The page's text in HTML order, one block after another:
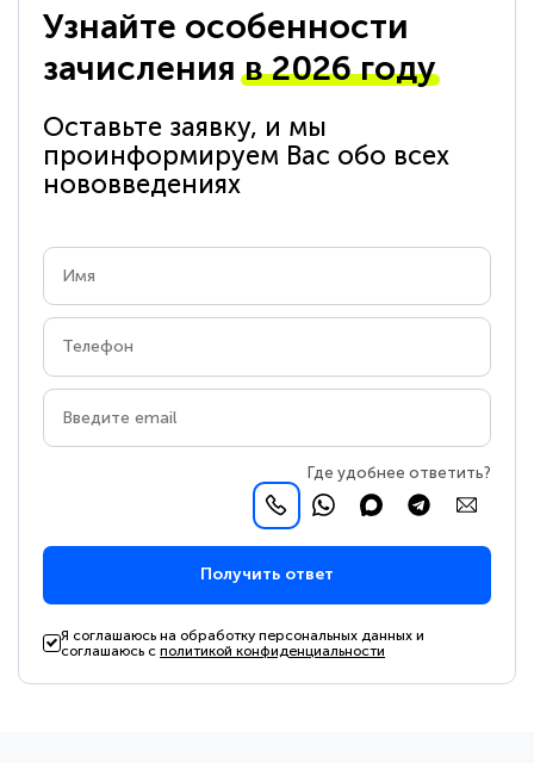
Узнайте особенности
зачисленияв 2026 году
Оставьте заявку, и мы
проинформируем Вас обо всех
нововведениях
Где удобнее ответить?
Получить ответ
Я соглашаюсь на обработку персональных данных и
соглашаюсь сполитикой конфиденциальности